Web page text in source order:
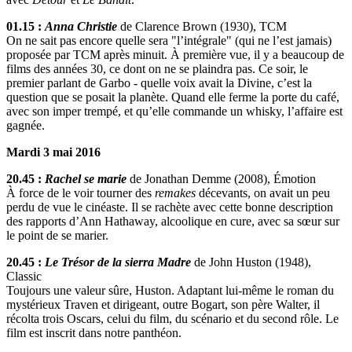
01.15 : Anna Christie de Clarence Brown (1930), TCM
On ne sait pas encore quelle sera "l’intégrale" (qui ne l’est jamais)
proposée par TCM après minuit. À première vue, il y a beaucoup de
films des années 30, ce dont on ne se plaindra pas. Ce soir, le
premier parlant de Garbo - quelle voix avait la Divine, c’est la
question que se posait la planète. Quand elle ferme la porte du café,
avec son imper trempé, et qu’elle commande un whisky, l’affaire est
gagnée.
Mardi 3 mai 2016
20.45 : Rachel se marie de Jonathan Demme (2008), Émotion
À force de le voir tourner des remakes décevants, on avait un peu
perdu de vue le cinéaste. Il se rachète avec cette bonne description
des rapports d’Ann Hathaway, alcoolique en cure, avec sa sœur sur
le point de se marier.
20.45 : Le Trésor de la sierra Madre de John Huston (1948),
Classic
Toujours une valeur sûre, Huston. Adaptant lui-même le roman du
mystérieux Traven et dirigeant, outre Bogart, son père Walter, il
récolta trois Oscars, celui du film, du scénario et du second rôle. Le
film est inscrit dans notre panthéon.